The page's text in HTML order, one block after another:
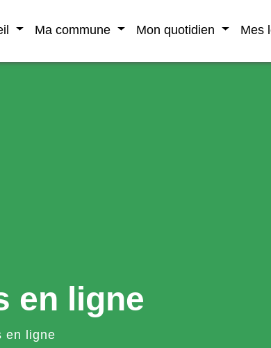
Ma commune Mon quotidien Mes
en ligne
en ligne